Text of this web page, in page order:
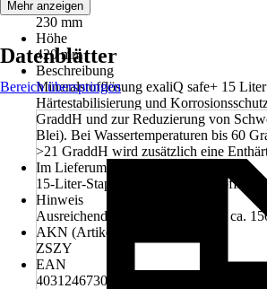
Breite
230 mm
Höhe
420 mm
Beschreibung
Mineralstofflösung exaliQ safe+ 15
Härtestabilisierung und
GraddH und zur Reduzierung von
Blei). Bei Wassertemperaturen bis 60
>21 GraddH wird zusätzlich eine
Im Lieferumfang enthalten
15-Liter-Stapelkanister
Hinweis
Ausreichend zur Behandlung von ca.
AKN (Artikelkurznummer)
ZSZY
EAN
4031246730693
Mehr anzeigen
Datenblätter
Bereich überspringen